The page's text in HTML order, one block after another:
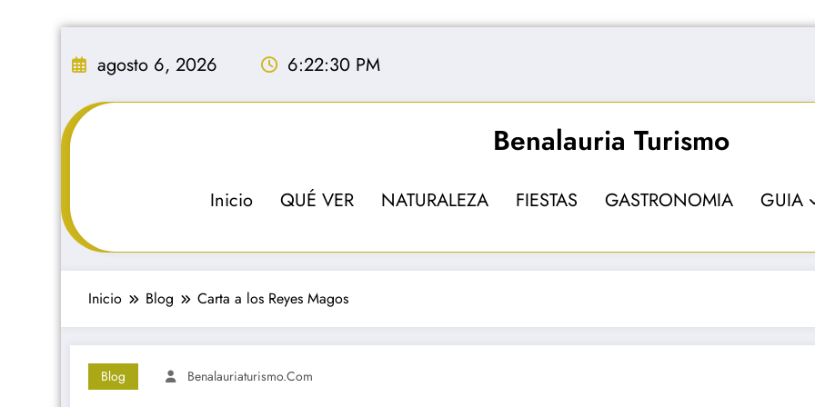
agosto 6, 2026 6:22:31 PM
Benalauria Turismo
Inicio QUÉ VER NATURALEZA FIESTAS GASTRONOMIA GUIA
Inicio Blog Carta a los Reyes Magos
Blog Benalauriaturismo.com